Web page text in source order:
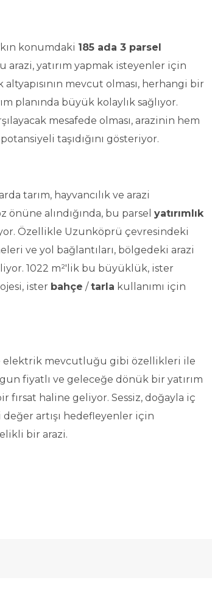
konumdaki
185 ada 3 parsel
arazi, yatırım yapmak isteyenler için
mevcut olması, herhangi bir
planında büyük kolaylık sağlıyor.
potansiyeli taşıdığını gösteriyor.
önüne alındığında, bu parsel yatırımlık
Özellikle Uzunköprü çevresindeki
ve yol bağlantıları, bölgedeki arazi
1022 m²'lik bu büyüklük, ister
ister bahçe / tarla kullanımı için
fiyatlı ve geleceğe dönük bir yatırım
fırsat haline geliyor. Sessiz, doğayla iç
artışı hedefleyenler için
bir arazi.